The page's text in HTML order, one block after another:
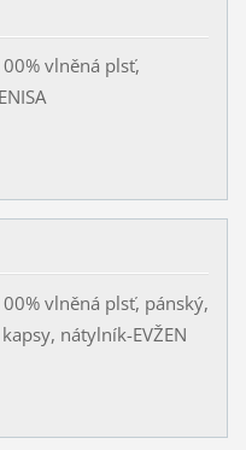
vlněná plsť,
vlněná plsť, pánský,
nátylník-EVŽEN